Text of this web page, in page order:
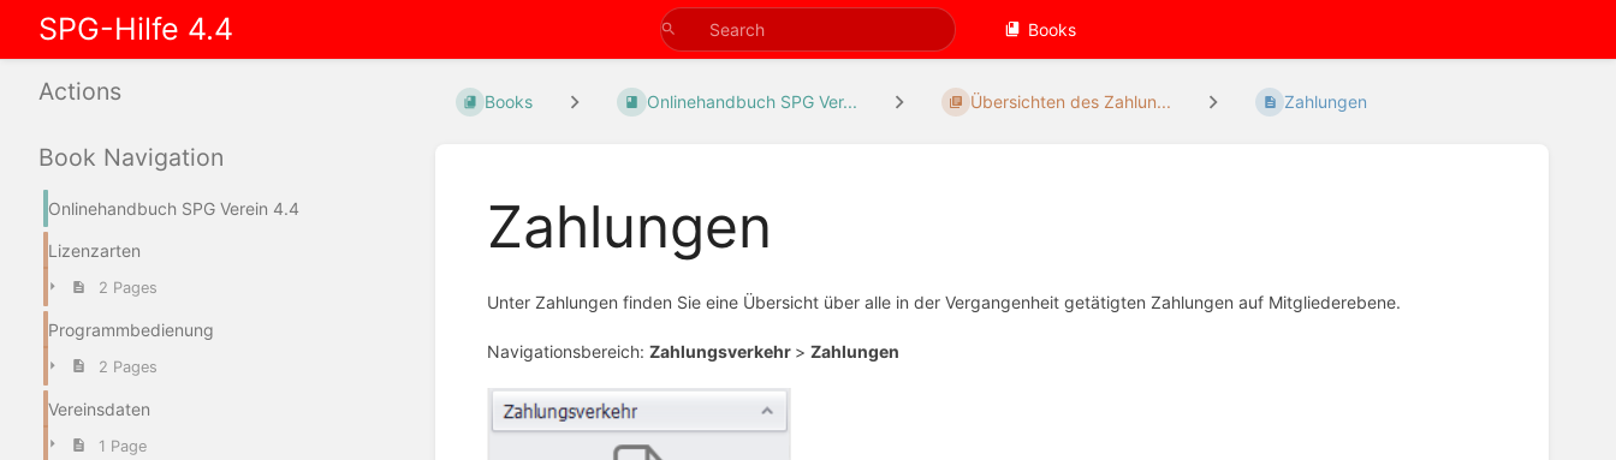
SPG-Hilfe 4.4 Books
Actions
Book Navigation
Onlinehandbuch SPG Verein 4.4
Lizenzarten
2 Pages
Programmbedienung
2 Pages
Vereinsdaten
1 Page
Books Onlinehandbuch SPG Ver... Übersichten des Zahlun... Zahlungen
Zahlungen
Unter Zahlungen finden Sie eine Übersicht über alle in der Vergangenheit getätigten Zahlungen auf Mitgliederebene.
Navigationsbereich: Zahlungsverkehr > Zahlungen